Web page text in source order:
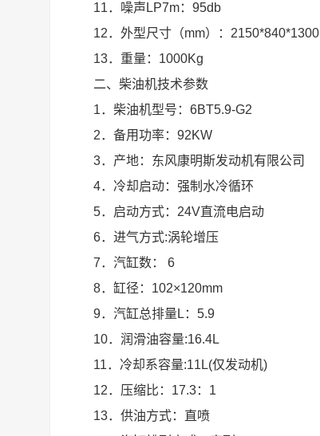
11．噪声LP7m：95db
12．外型尺寸（mm）：2150*840*1300
13．重量：1000Kg
二、柴油机技术参数
1．柴油机型号：6BT5.9-G2
2．备用功率：92KW
3．产地：东风康明斯发动机有限公司
4．冷却启动：强制水冷循环
5．启动方式：24V直流电启动
6．进气方式:涡轮增压
7．汽缸数： 6
8．缸径：102×120mm
9．汽缸总排量L：5.9
10．润滑油容量:16.4L
11．冷却系容量:11L(仅发动机)
12．压缩比：17.3：1
13．供油方式：直喷